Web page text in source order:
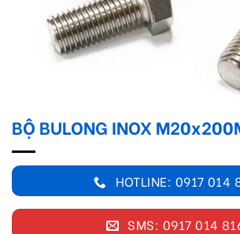
BỘ BULONG INOX
HOTLINE: 0917 014
SMS: 0917 014